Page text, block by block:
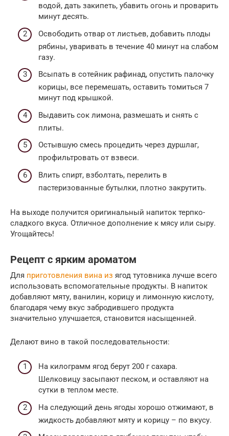
водой, дать закипеть, убавить огонь и проварить
минут десять.
Освободить отвар от листьев, добавить плоды
рябины, уваривать в течение 40 минут на слабом
газу.
Всыпать в сотейник рафинад, опустить палочку
корицы, все перемешать, оставить томиться 7
минут под крышкой.
Выдавить сок лимона, размешать и снять с
плиты.
Остывшую смесь процедить через дуршлаг,
профильтровать от взвеси.
Влить спирт, взболтать, перелить в
пастеризованные бутылки, плотно закрутить.
На выходе получится оригинальный напиток терпко-
сладкого вкуса. Отличное дополнение к мясу или сыру.
Угощайтесь!
Рецепт с ярким ароматом
Для приготовления вина из ягод тутовника лучше всего
использовать вспомогательные продукты. В напиток
добавляют мяту, ванилин, корицу и лимонную кислоту,
благодаря чему вкус забродившего продукта
значительно улучшается, становится насыщенней.
Делают вино в такой последовательности:
На килограмм ягод берут 200 г сахара.
Шелковицу засыпают песком, и оставляют на
сутки в теплом месте.
На следующий день ягоды хорошо отжимают, в
жидкость добавляют мяту и корицу – по вкусу.